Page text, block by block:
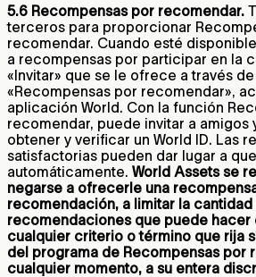
5.6 Recompensas por recomendar.
terceros para proporcionar
recomendar. Cuando esté
a recompensas por participar en la
«Invitar» que se le ofrece a través
«Recompensas por recomendar»,
aplicación World. Con la función
recomendar, puede invitar a amigos
obtener y verificar un World ID. Las
satisfactorias pueden dar lugar a
automáticamente. World Assets se
negarse a ofrecerle una
recomendación, a limitar la cantidad
recomendaciones que puede hacer
cualquier criterio o término que rija
del programa de Recompensas por
cualquier momento, a su entera